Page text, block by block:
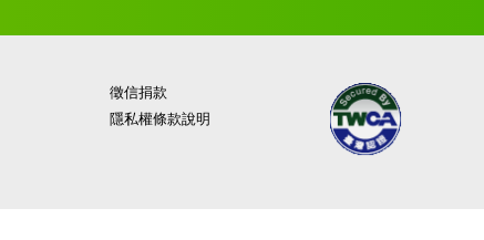
徵信捐款
隱私權條款說明